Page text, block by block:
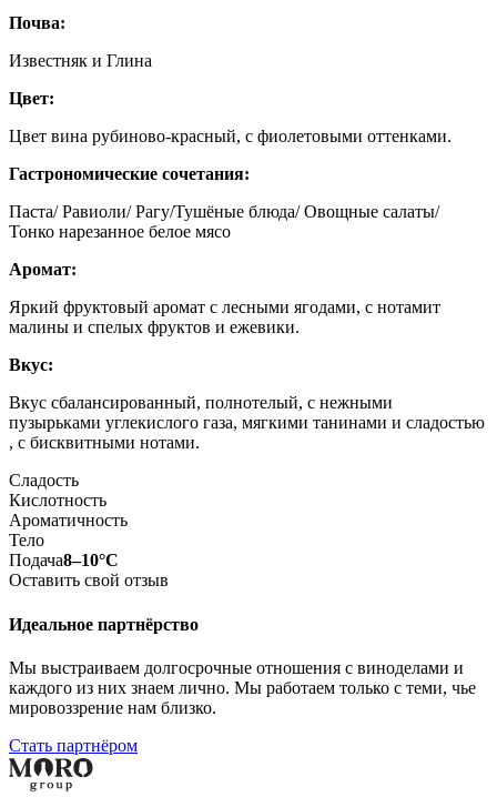
Почва:
Известняк и Глина
Цвет:
Цвет вина рубиново-красный, с фиолетовыми оттенками.
Гастрономические сочетания:
Паста/ Равиоли/ Рагу/Тушёные блюда/ Овощные салаты/
Тонко нарезанное белое мясо
Аромат:
Яркий фруктовый аромат с лесными ягодами, с нотамит
малины и спелых фруктов и ежевики.
Вкус:
Вкус сбалансированный, полнотелый, с нежными
пузырьками углекислого газа, мягкими танинами и сладостью
, с бисквитными нотами.
Сладость
Кислотность
Ароматичность
Тело
Подача8–10°С
Оставить свой отзыв
Идеальное партнёрство
Мы выстраиваем долгосрочные отношения с виноделами и
каждого из них знаем лично. Мы работаем только с теми, чье
мировоззрение нам близко.
Стать партнёром